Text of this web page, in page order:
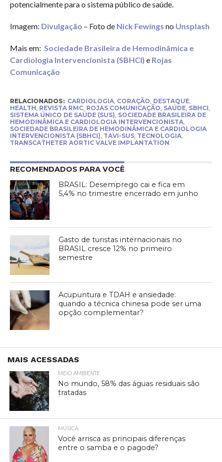
potencialmente para o sistema público de saúde.
Imagem: Divulgação – Foto de Nick Fewings no Unsplash
Mais em: Sociedade Brasileira de Hemodinâmica e
Cardiologia Intervencionista (SBHCI) e Rojas
Comunicação
RELACIONADOS: CARDIOLOGIA, CORAÇÃO DESTAQUE,
HEALTH REVISTA RMC, ROJAS COMUNICAÇÃO SAÚDE, SBHCI
SISTEMA ÚNICO DE SAÚDE (SUS) SOCIEDADE BRASILEIRA DE
HEMODINÂMICA E CARDIOLOGIA INTERVENCIONISTA,
SOCIEDADE BRASILEIRA DE HEMODINÂMICA E CARDIOLOGIA
INTERVENCIONISTA (SBHCI) TAVI-SUS, TECNOLOGIA,
TRANSCATHETER AORTIC VALVE IMPLANTATION
RECOMENDADOS PARA VOCÊ
BRASIL: Desemprego cai e fica em
5,4% no trimestre encerrado em junho
Gasto de turistas internacionais no
BRASIL cresce 12% no primeiro
semestre
Acupuntura e TDAH e ansiedade:
quando a técnica chinesa pode ser uma
opção complementar?
MAIS ACESSADAS
MEIO AMBIENTE
No mundo, 58% das águas residuais são
tratadas
MÚSICA
Você arrisca as principais diferenças
entre o samba e o pagode?